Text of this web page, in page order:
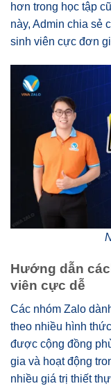
hơn trong học tập
này, Admin chia sẻ
sinh viên cực đơn
Hướng dẫn
viên cực dễ
Các nhóm Zalo
theo nhiều hình
được cộng đồng
gia và hoạt động
nhiều giá trị thiết